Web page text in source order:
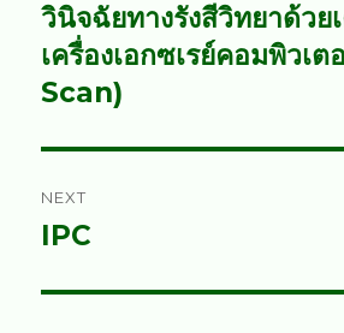
post:
วินิจฉัยทางรังสีวิทยาด้วย
เครื่องเอกซเรย์คอมพิวเต
Scan)
NEXT
Next
IPC